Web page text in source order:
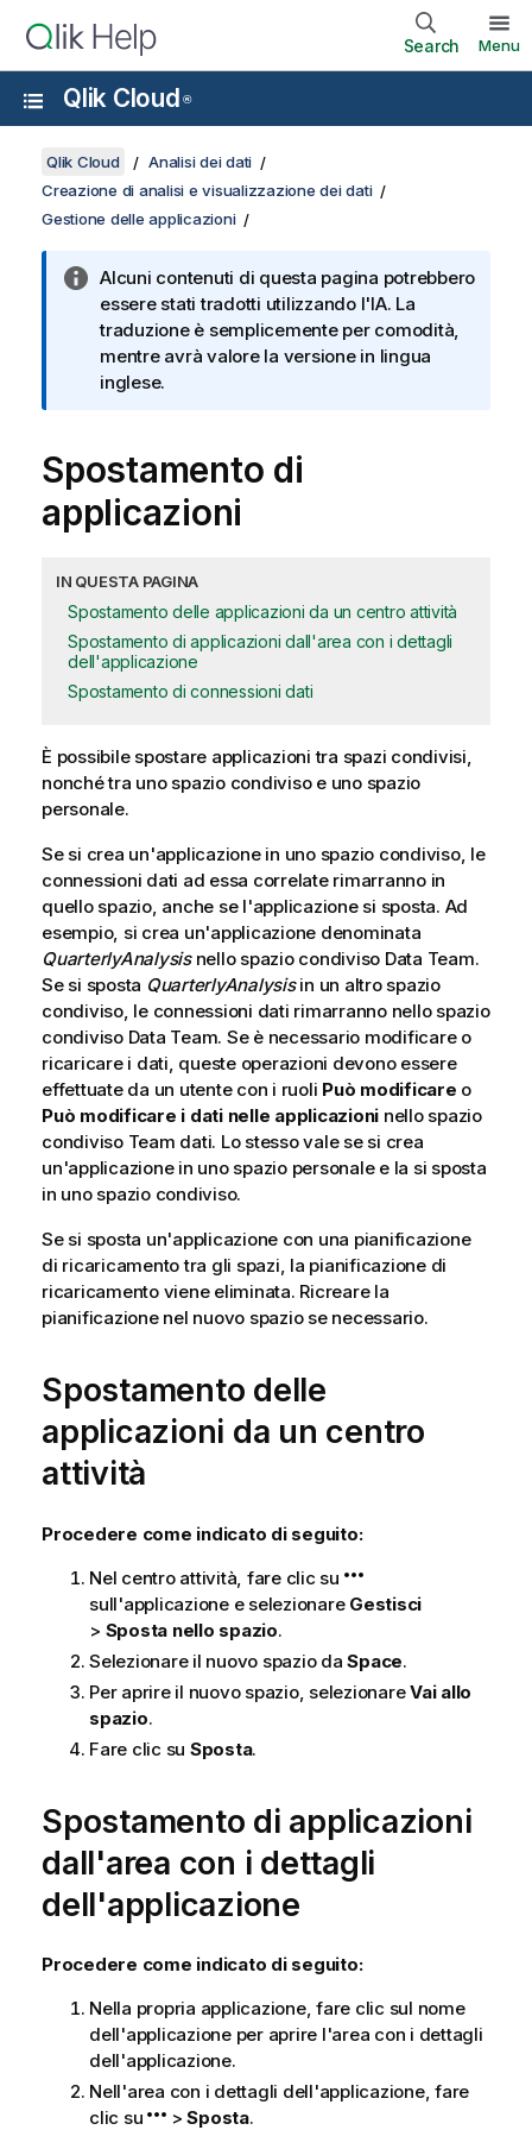
Search Menu
Qlik Cloud ®
Qlik Cloud
Analisi dei dati
Creazione di analisi e visualizzazione dei dati
Gestione delle applicazioni
Alcuni contenuti di questa pagina potrebbero
essere stati tradotti utilizzando l'IA. La
traduzione è semplicemente per comodità,
mentre avrà valore la versione in lingua
inglese.
Spostamento di
applicazioni
IN QUESTA PAGINA
Spostamento delle applicazioni da un centro attività
Spostamento di applicazioni dall'area con i dettagli
dell'applicazione
Spostamento di connessioni dati
È possibile spostare applicazioni tra spazi condivisi,
nonché tra uno spazio condiviso e uno spazio
personale.
Se si crea un'applicazione in uno spazio condiviso, le
connessioni dati ad essa correlate rimarranno in
quello spazio, anche se l'applicazione si sposta. Ad
esempio, si crea un'applicazione denominata
QuarterlyAnalysisnello spazio condiviso Data Team.
Se si sposta QuarterlyAnalysisin un altro spazio
condiviso, le connessioni dati rimarranno nello spazio
condiviso Data Team. Se è necessario modificare o
ricaricare i dati, queste operazioni devono essere
effettuate da un utente con i ruoli Può modificare o
Può modificare i dati nelle applicazioni nello spazio
condiviso Team dati. Lo stesso vale se si crea
un'applicazione in uno spazio personale e la si sposta
in uno spazio condiviso.
Se si sposta un'applicazione con una pianificazione
di ricaricamento tra gli spazi, la pianificazione di
ricaricamento viene eliminata. Ricreare la
pianificazione nel nuovo spazio se necessario.
Spostamento delle
applicazioni da un centro
attività
Procedere come indicato di seguito:
Nel centro attività, fare clic su
sull'applicazione e selezionare Gestisci
> Sposta nello spazio.
Selezionare il nuovo spazio daSpace.
Per aprire il nuovo spazio, selezionareVai allo
spazio.
Fare clic su Sposta.
Spostamento di applicazioni
dall'area con i dettagli
dell'applicazione
Procedere come indicato di seguito:
Nella propria applicazione, fare clic sul nome
dell'applicazione per aprire l'area con i dettagli
dell'applicazione.
Nell'area con i dettagli dell'applicazione, fare
clic su
>Sposta.